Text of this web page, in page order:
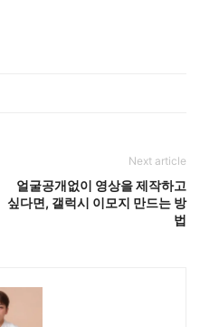
Next article
얼굴공개없이 영상을 제작하고
싶다면, 갤럭시 이모지 만드는 방
법